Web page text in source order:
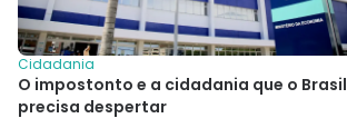
Cidadania
O impostonto e a cidadania que o Brasil
precisa despertar